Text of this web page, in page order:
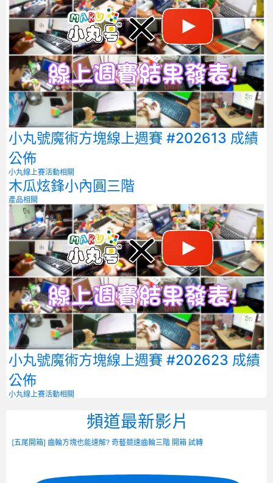
小丸號魔術方塊線上週賽 #202613 成績
公佈
小丸線上賽活動相關
木瓜炫鋒小內圓三階
產品相關
小丸號魔術方塊線上週賽 #202623 成績
公佈
小丸線上賽活動相關
頻道最新影片
[五尾開箱] 齒輪方塊也能速解? 奇藝競速齒輪三階 開箱 試轉